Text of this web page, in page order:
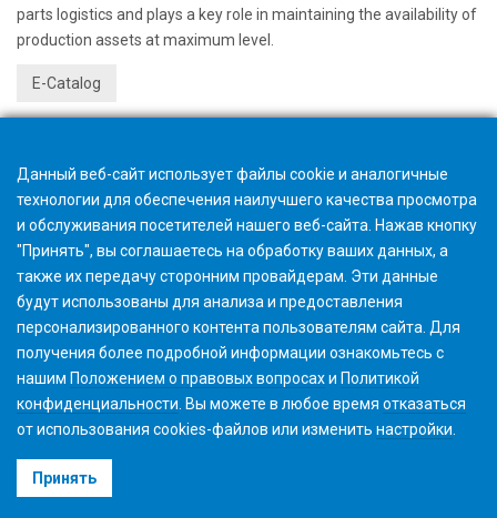
parts logistics and plays a key role in maintaining the availability of
production assets at maximum level.
E-Catalog
Условия использования
Данный веб-сайт использует файлы cookie и аналогичные
технологии для обеспечения наилучшего качества просмотра
и обслуживания посетителей нашего веб-сайта. Нажав кнопку
"Принять", вы соглашаетесь на обработку ваших данных, а
также их передачу сторонним провайдерам. Эти данные
будут использованы для анализа и предоставления
персонализированного контента пользователям сайта. Для
получения более подробной информации ознакомьтесь с
нашим Положением о правовых вопросахи Политикой
конфиденциальности . Вы можете в любое время отказаться
от использования cookies-файлов или изменить настройки
Принять